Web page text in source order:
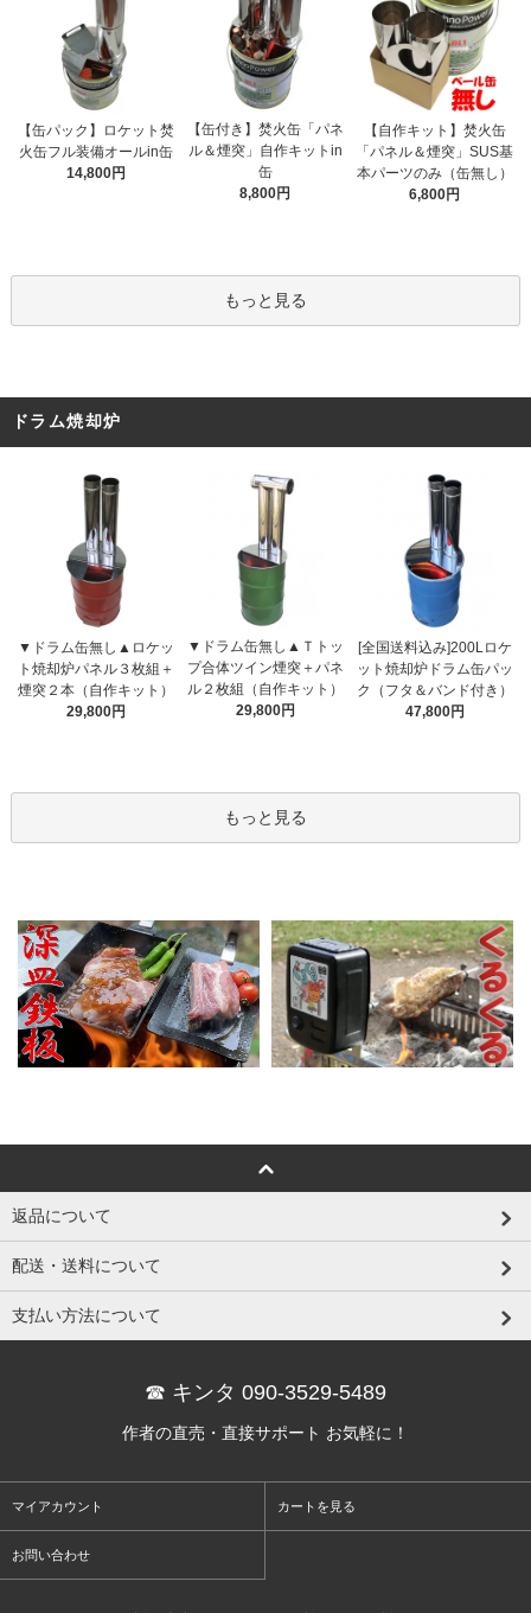
【缶パック】ロケット焚
火缶フル装備オールin缶
14,800円
【缶付き】焚火缶「パネ
ル＆煙突」自作キットin
缶
8,800円
【自作キット】焚火缶
「パネル＆煙突」SUS基
本パーツのみ（缶無し）
6,800円
もっと見る
ドラム焼却炉
▼ドラム缶無し▲ロケッ
ト焼却炉パネル３枚組＋
煙突２本（自作キット）
29,800円
▼ドラム缶無し▲Ｔトッ
プ合体ツイン煙突＋パネ
ル２枚組（自作キット）
29,800円
[全国送料込み]200Lロケ
ット焼却炉ドラム缶パッ
ク（フタ＆バンド付き）
47,800円
もっと見る
返品について
配送・送料について
支払い方法について
☎ キンタ 090-3529-5489
作者の直売・直接サポート お気軽に！
マイアカウント カートを見る
お問い合わせ